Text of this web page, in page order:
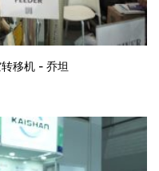
移机 - 乔坦